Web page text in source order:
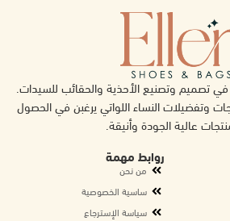
تصميم وتصنيع الأحذية والحقائب للسيدات.
وتفضيلات النساء اللواتي يرغبن في الحصول
عالية الجودة وأنيقة.
روابط مهمة
من نحن
ساسية الخصوصية
سياسة الإسترجاع